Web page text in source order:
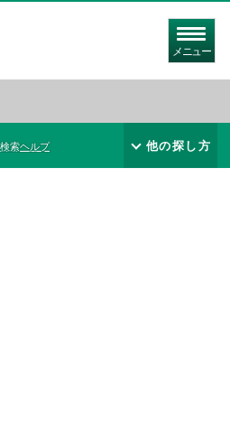
メニュー
検索ヘルプ 他の探し方